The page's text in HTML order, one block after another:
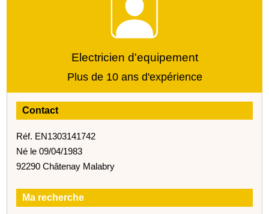
Electricien d'equipement
Plus de 10 ans d'expérience
Contact
Réf. EN1303141742
Né le 09/04/1983
92290 Châtenay Malabry
Ma recherche